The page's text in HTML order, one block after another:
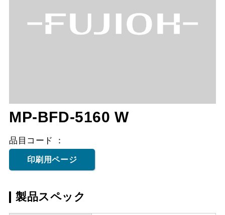
MP-BFD-5160 W
品目コード
印刷用ページ
製品スペック